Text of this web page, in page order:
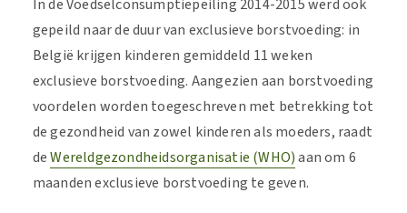
In de Voedselconsumptiepeiling 2014-2015 werd ook
gepeild naar de duur van exclusieve borstvoeding: in
België krijgen kinderen gemiddeld 11 weken
exclusieve borstvoeding. Aangezien aan borstvoeding
voordelen worden toegeschreven met betrekking tot
de gezondheid van zowel kinderen als moeders, raadt
deWereldgezondheidsorganisatie (WHO)aan om 6
maanden exclusieve borstvoeding te geven.